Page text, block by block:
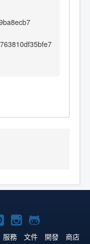
Pinterest
上
Instagram
上
GitHub
上
服務 文件 開發 商店